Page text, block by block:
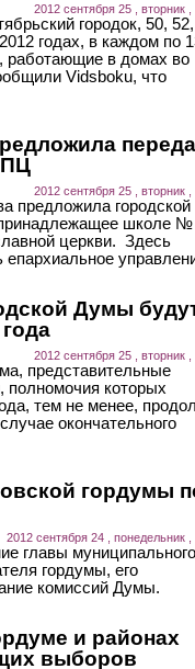
2012 сентября 25 , вторник ,
городок, 50, 52,
годах, в каждом по
работающие в домах во
Vidsboku, что
2012 сентября 25 , вторник ,
предложила городской
школе №
церкви. Здесь
епархиальное
Думы
2012 сентября 25 , вторник ,
представительные
полномочия которых
тем не менее,
окончательного
гордумы
2012 сентября 24 , понедельник ,
главы муниципального
гордумы, его
комиссий Думы.
и районах
выборов